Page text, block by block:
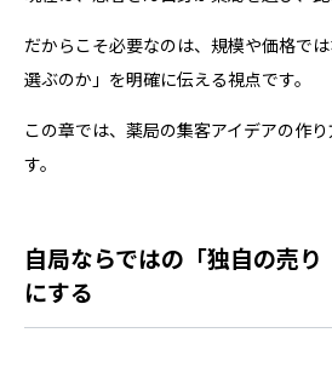
だからこそ必要なのは、規模や価格で
選ぶのか」を明確に伝える視点です。
この章では、薬局の集客アイデアの作
す。
自局ならではの「独自の売
にする